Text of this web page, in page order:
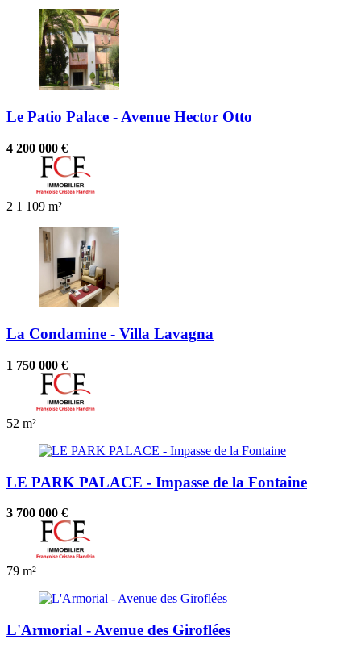
Le Patio Palace - Avenue Hector Otto
4 200 000 €
2 1 109 m²
La Condamine - Villa Lavagna
1 750 000 €
52 m²
LE PARK PALACE - Impasse de la Fontaine
3 700 000 €
79 m²
L'Armorial - Avenue des Giroflées